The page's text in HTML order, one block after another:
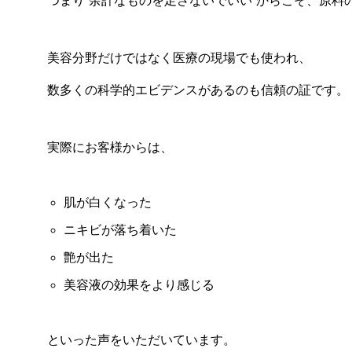
美容分野だけではなく医療の現場でも使われ、
数多くの科学的エビデンスがあるのも信頼の証です。
実際にお客様からは、
肌が白くなった
ニキビが落ち着いた
艶が出た
美容液の効果をより感じる
といった声をいただいています。